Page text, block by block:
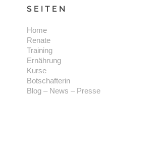
SEITEN
Home
Renate
Training
Ernährung
Kurse
Botschafterin
Blog – News – Presse